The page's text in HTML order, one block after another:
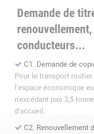
Demande de
conducteurs...
C1. Demande de
Pour le transport
l'espace économique
n'excédant pas 3,5
d'accueil.
C2. Renouvellement